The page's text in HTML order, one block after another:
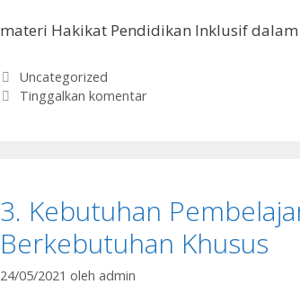
materi Hakikat Pendidikan Inklusif dalam
Kategori
Uncategorized
Tinggalkan komentar
3. Kebutuhan
Berkebutuhan Khusus
24/05/2021 oleh admin